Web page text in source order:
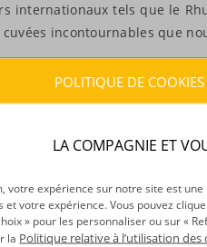
internationaux tels que le
incontournables que
POLITIQUE DE COOKIES
LA COMPAGNIE ET
votre expérience sur notre site est
votre expérience. Vous pouvez
» pour les personnaliser ou sur «
la Politique relative à l’utilisation des